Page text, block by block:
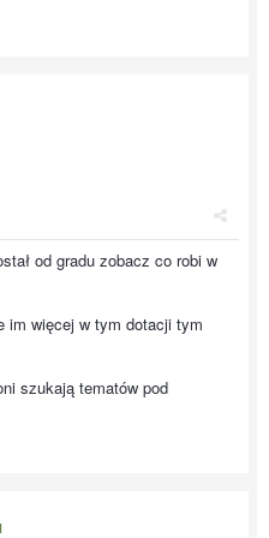
od gradu zobacz co robi w
im więcej w tym dotacji tym
szukają tematów pod